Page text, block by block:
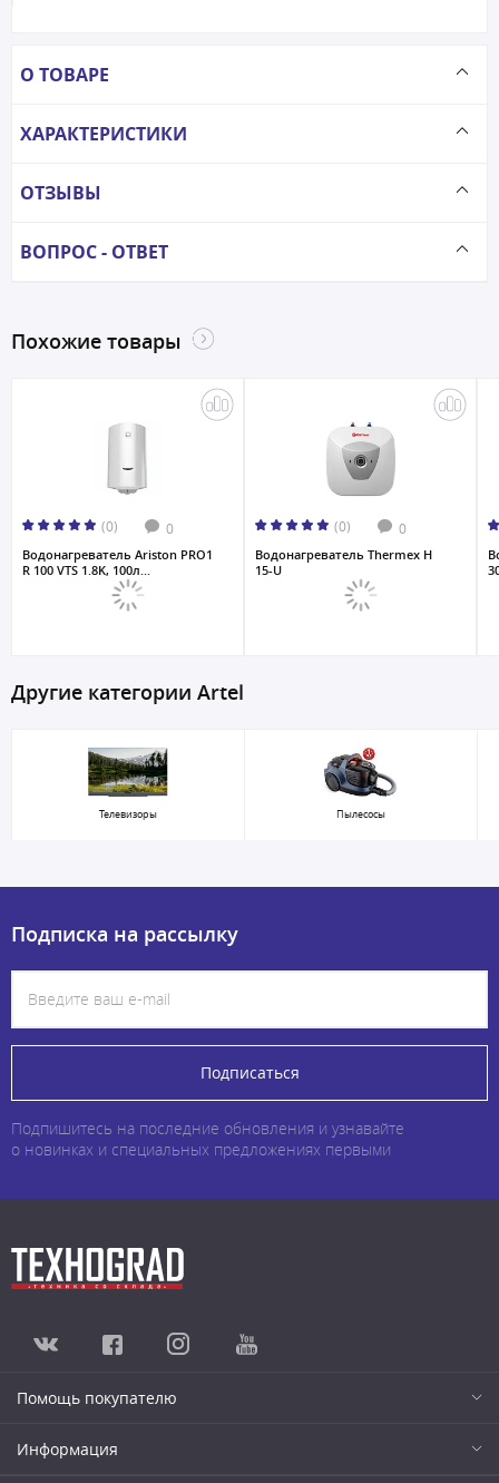
О ТОВАРЕ
ХАРАКТЕРИСТИКИ
ОТЗЫВЫ
ВОПРОС - ОТВЕТ
Похожие товары
(0) 0
Водонагреватель Ariston PRO1
R 100 VTS 1.8K, 100л...
(0) 0
Водонагреватель Thermex H
15-U
Другие категории Artel
Телевизоры Пылесосы
Подписка на рассылку
Подписаться
Подпишитесь на последние обновления и узнавайте
о новинках и специальных предложениях первыми
Помощь покупателю
Информация